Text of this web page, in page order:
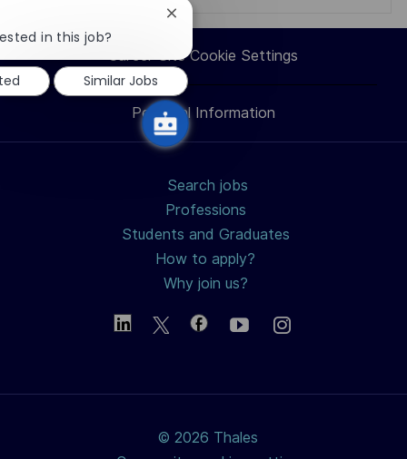
via
LinkedInFacebook
via
twitter
via
email
Career Site Cookie Settings
Personal Information
Search jobs
Professions
Students and Graduates
How to apply?
Why join us?
© 2026 Thales
in this job?
Close
notification
Similar Jobs